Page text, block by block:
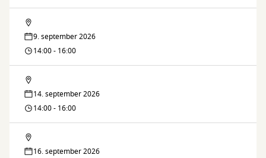
Lektiecaféen
9. september 2026
14:00 - 16:00
Lektiecaféen
14. september 2026
14:00 - 16:00
Lektiecaféen
16. september 2026